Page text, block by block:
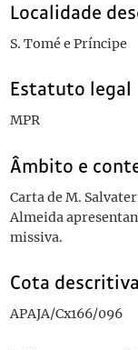
Localidade
S. Tomé e Príncipe
Estatuto legal
MPR
Âmbito e
Carta de M.
Almeida
missiva.
Cota descritiva
APAJA/Cx166/096